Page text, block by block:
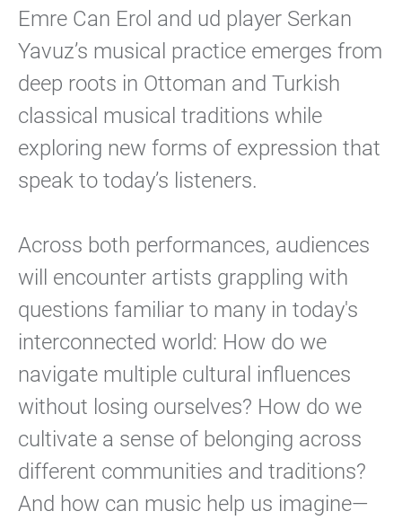
Emre Can Erol and ud player Serkan
Yavuz’s musical practice emerges from
deep roots in Ottoman and Turkish
classical musical traditions while
exploring new forms of expression that
speak to today’s listeners.
Across both performances, audiences
will encounter artists grappling with
questions familiar to many in today's
interconnected world: How do we
navigate multiple cultural influences
without losing ourselves? How do we
cultivate a sense of belonging across
different communities and traditions?
And how can music help us imagine—